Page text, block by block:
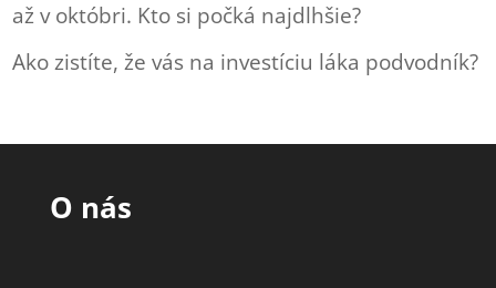
až v októbri. Kto si počká najdlhšie?
Ako zistíte, že vás na investíciu láka podvodník?
O nás